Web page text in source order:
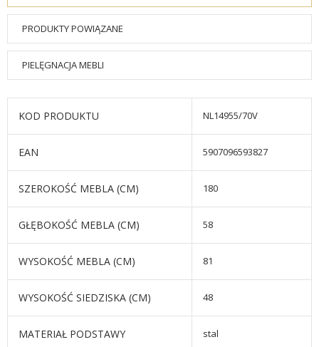
PRODUKTY POWIĄZANE
PIELĘGNACJA MEBLI
KOD PRODUKTU NL14955/70V
EAN 5907096593827
SZEROKOŚĆ MEBLA (CM) 180
GŁĘBOKOŚĆ MEBLA (CM) 58
WYSOKOŚĆ MEBLA (CM) 81
WYSOKOŚĆ SIEDZISKA (CM) 48
MATERIAŁ PODSTAWY stal